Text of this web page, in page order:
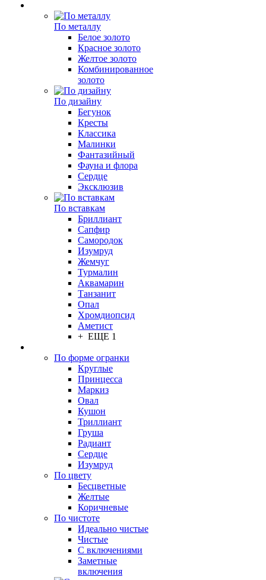
По металлу
Белое золото
Красное золото
Желтое золото
Комбинированное
золото
По дизайну
Бегунок
Кресты
Классика
Малинки
Фантазийный
Фауна и флора
Сердце
Эксклюзив
По вставкам
Бриллиант
Сапфир
Самородок
Изумруд
Жемчуг
Турмалин
Аквамарин
Танзанит
Опал
Хромдиопсид
Аметист
+ ЕЩЕ 1
По форме огранки
Круглые
Принцесса
Маркиз
Овал
Кушон
Триллиант
Груша
Радиант
Сердце
Изумруд
По цвету
Бесцветные
Желтые
Коричневые
По чистоте
Идеально чистые
Чистые
С включениями
Заметные
включения